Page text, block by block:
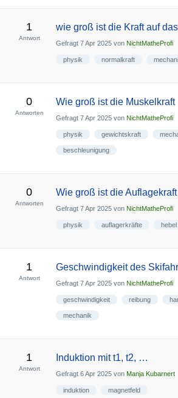
1
Antwort
wie groß ist die Kraft auf
Gefragt 7 Apr 2025 von NichtMatheProfi
physik normalkraft
0
Antworten
Wie groß ist die Muskelkraft
Gefragt 7 Apr 2025 von NichtMatheProfi
physik gewichtskraft
beschleunigung
0
Antworten
Wie groß ist die
Gefragt 7 Apr 2025 von NichtMatheProfi
physik auflagerkräfte hebel
1
Antwort
Geschwindigkeit des
Gefragt 7 Apr 2025 von NichtMatheProfi
geschwindigkeit reibung
mechanik
1
Antwort
Induktion mit t1, t2, …
Gefragt 6 Apr 2025 von Manja Kubarnert
induktion magnetfeld